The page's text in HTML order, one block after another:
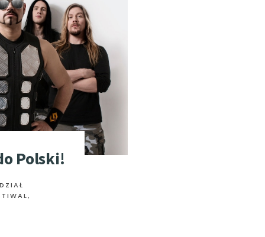
Polski!